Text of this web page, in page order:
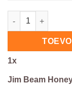
Jim Beam Honey
1x
Jim Beam